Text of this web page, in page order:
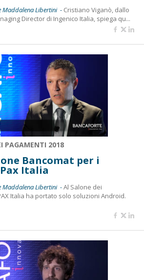
Maddalena Libertini - Cristiano Viganò, dallo
Director di Ingenico Italia, spiega qu...
PAGAMENTI 2018
Bancomat per i
Italia
Maddalena Libertini -Al Salone dei
Italia ha portato solo soluzioni Android.